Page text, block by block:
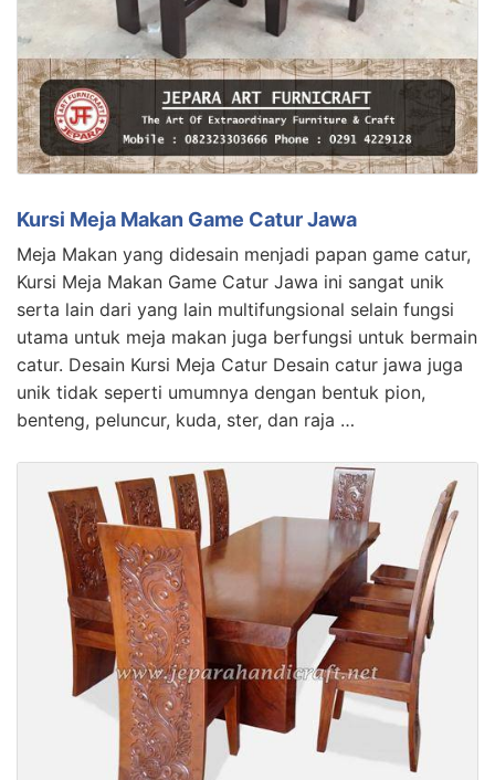
Kursi Meja Makan Game Catur Jawa
Meja Makan yang didesain menjadi papan game catur,
Kursi Meja Makan Game Catur Jawa ini sangat unik
serta lain dari yang lain multifungsional selain fungsi
utama untuk meja makan juga berfungsi untuk bermain
catur. Desain Kursi Meja Catur Desain catur jawa juga
unik tidak seperti umumnya dengan bentuk pion,
benteng, peluncur, kuda, ster, dan raja …